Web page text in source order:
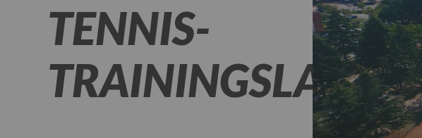
TENNIS-
TRAININGSLAGER?